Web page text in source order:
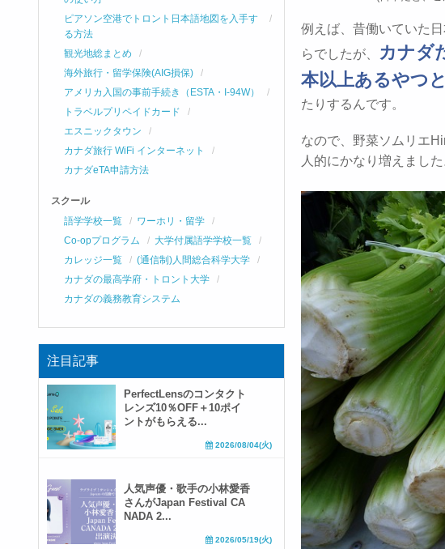
例えば、昔働いていた
らでしたが、
カナダ
本以上あるやつ
たりするんです。
なので、野菜ソムリエ
人的にかなり増えました
ピアソン空港でトロント日本語地図を入手す
る方法
観光地総まとめ
海外旅行・留学保険(AIG損保)
アメリカ入国の事前手続き（ESTA・I-94W）
トラベルプリペイドカード
エスニックタウン
カナダ旅行 WiFi インターネット
カナダeTA申請方法
スクール
語学学校一覧
ワーホリ・留学
Co-opプログラム
大学付属語学学校一覧
カレッジ一覧
(通信制)人間総合科学大学
カナダの最高学府・トロント大学
カナダの義務教育システム
注目記事
PerfectLensのコンタクト
レンズ10％OFF＋10ポイ
ントがもらえる...
2026/08/04(火)
人気声優・歌手の小林愛香
さんがJapan Festival CA
NADA 2...
2026/05/19(火)